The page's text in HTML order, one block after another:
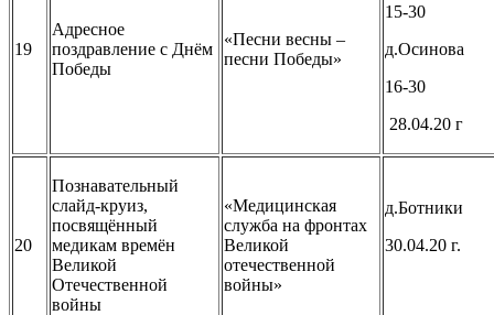
19
Адресное
поздравление с Днём
Победы
«Песни весны –
песни Победы»
15-30
д.Осинова
16-30
28.04.20 г
20
Познавательный
слайд-круиз,
посвящённый
медикам времён
Великой
Отечественной
войны
«Медицинская
служба на фронтах
Великой
отечественной
войны»
д.Ботники
30.04.20 г.